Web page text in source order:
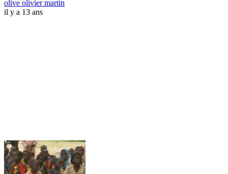
olive olivier martin
il y a 13 ans